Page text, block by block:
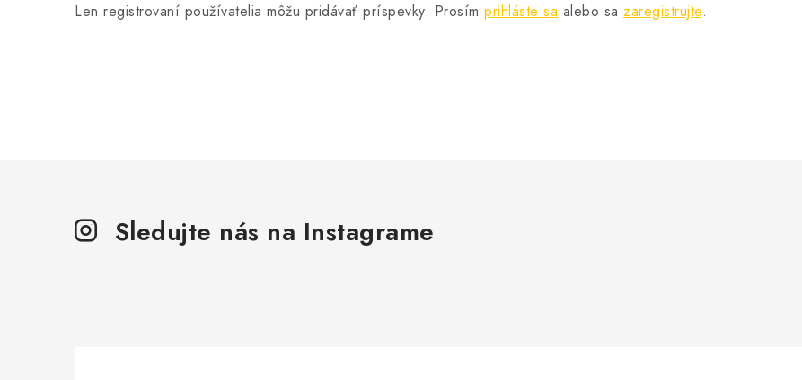
Len registrovaní používatelia môžu pridávať príspevky. Prosím prihláste sa alebo sa zaregistrujte.
Sledujte nás na Instagrame